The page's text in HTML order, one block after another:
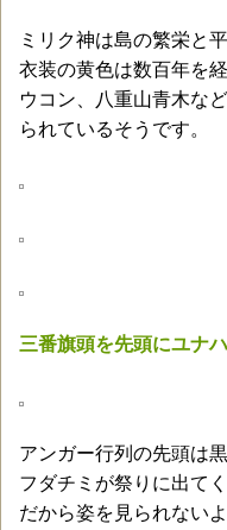
ミリク神は島の繁栄と
衣装の黄色は数百年を
ウコン、八重山青木な
られているそうです。
三番旗頭を先頭にユナ
アンガー行列の先頭は
フダチミが祭りに出て
だから姿を見られない